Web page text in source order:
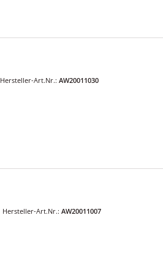
Hersteller-Art.Nr.: AW20011030
Hersteller-Art.Nr.: AW20011007